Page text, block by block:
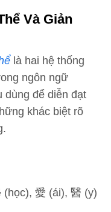
Và Giản
là hai hệ thống
ngôn ngữ
dùng để diễn đạt
khác biệt rõ
愛 (ái), 醫 (y)